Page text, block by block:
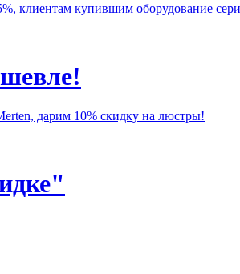
клиентам купившим оборудование
дарим 10% скидку на люстры!